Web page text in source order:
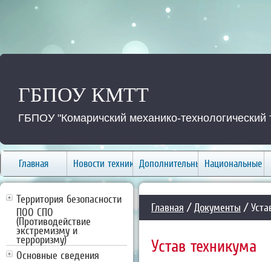
ГБПОУ КМТТ
ГБПОУ "Комаричский механико-технологический
Главная Новости техникумаДополнительные услугиНациональные
Территория безопасности
ПОО СПО
(Противодействие
экстремизму и
терроризму)
Основные сведения
Главная / Документы /
Устав техникума